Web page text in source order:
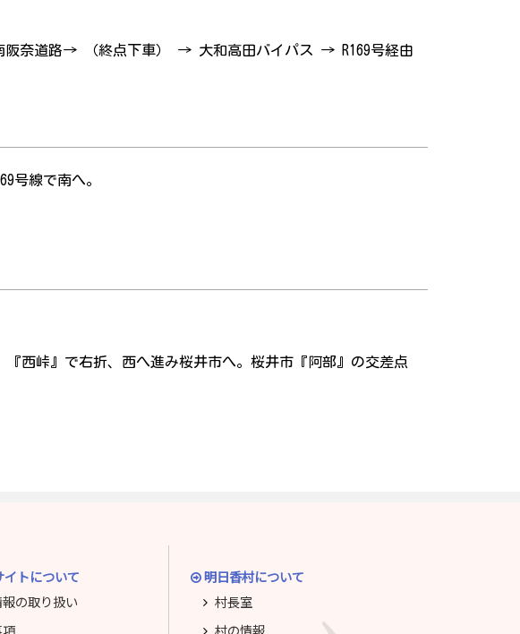
道路→ （終点下車） → 大和高田バイパス → R169号経由
号線で南へ。
西峠』で右折、西へ進み桜井市へ。桜井市『阿部』の交差点
イトについて
の取り扱い
明日香村について
村長室
村の情報